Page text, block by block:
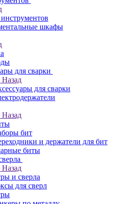
шкафы
для сварки
Назад
для сварки
Назад
бит
и держатели для бит
биты
Назад
и сверла
для сверл